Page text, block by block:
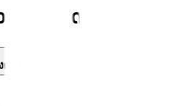
สะอาดรถ
ตาม